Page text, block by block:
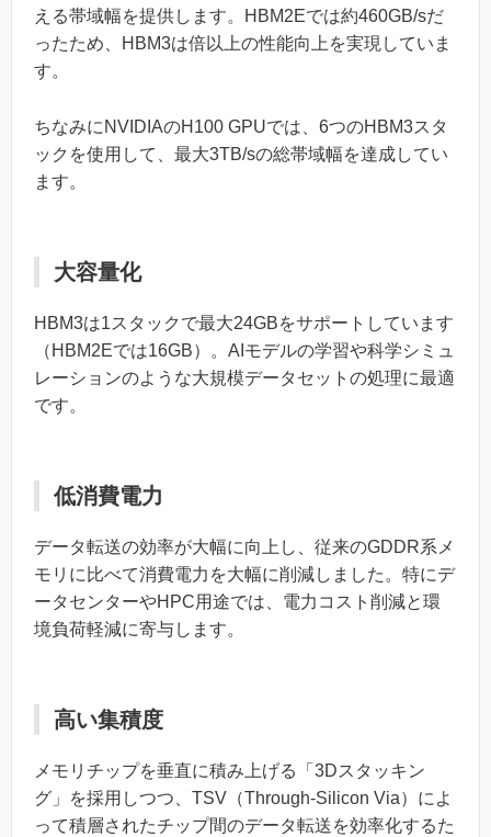
える帯域幅を提供します。HBM2Eでは約460GB/sだ
ったため、HBM3は倍以上の性能向上を実現していま
す。
ちなみにNVIDIAのH100 GPUでは、6つのHBM3スタ
ックを使用して、最大3TB/sの総帯域幅を達成してい
ます。
大容量化
HBM3は1スタックで最大24GBをサポートしています
（HBM2Eでは16GB）。AIモデルの学習や科学シミュ
レーションのような大規模データセットの処理に最適
です。
低消費電力
データ転送の効率が大幅に向上し、従来のGDDR系メ
モリに比べて消費電力を大幅に削減しました。特にデ
ータセンターやHPC用途では、電力コスト削減と環
境負荷軽減に寄与します。
高い集積度
メモリチップを垂直に積み上げる「3Dスタッキン
グ」を採用しつつ、TSV（Through-Silicon Via）によ
って積層されたチップ間のデータ転送を効率化するた